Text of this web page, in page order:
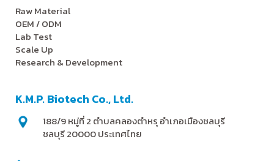
Raw Material
OEM / ODM
Lab Test
Scale Up
Research & Development
K.M.P. Biotech Co., Ltd.
188/9 หมู่ที่ 2 ตำบลคลองตำหรุ อำเภอเมืองชลบุรี
ชลบุรี 20000 ประเทศไทย